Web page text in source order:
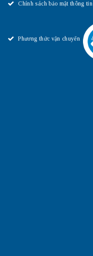
Chính sách bảo mật thông tin
Phương thức vận chuyển